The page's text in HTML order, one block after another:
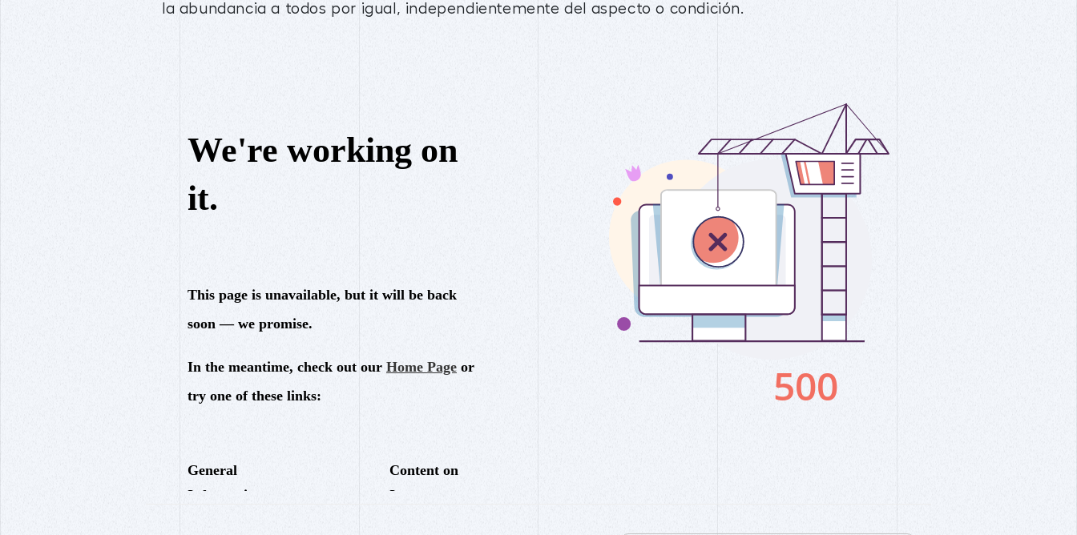
la abundancia a todos por igual, independientemente del aspecto o condición.